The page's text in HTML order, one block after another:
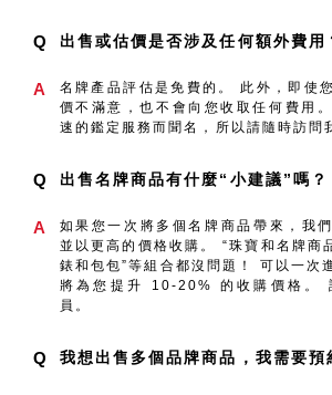
Q 出售或估價是否涉及任何額外費用
A
名牌產品評估是免費的。 此外，即使
價不滿意，也不會向您收取任何費用
速的鑑定服務而聞名，所以請隨時訪問
Q 出售名牌商品有什麼“小建議”嗎？
A
如果您一次將多個名牌商品帶來，我
並以更高的價格收購。 “珠寶和名牌商
錶和包包”等組合都沒問題！ 可以一次
將為您提升 10-20% 的收購價格。
員。
Q 我想出售多個品牌商品，我需要預